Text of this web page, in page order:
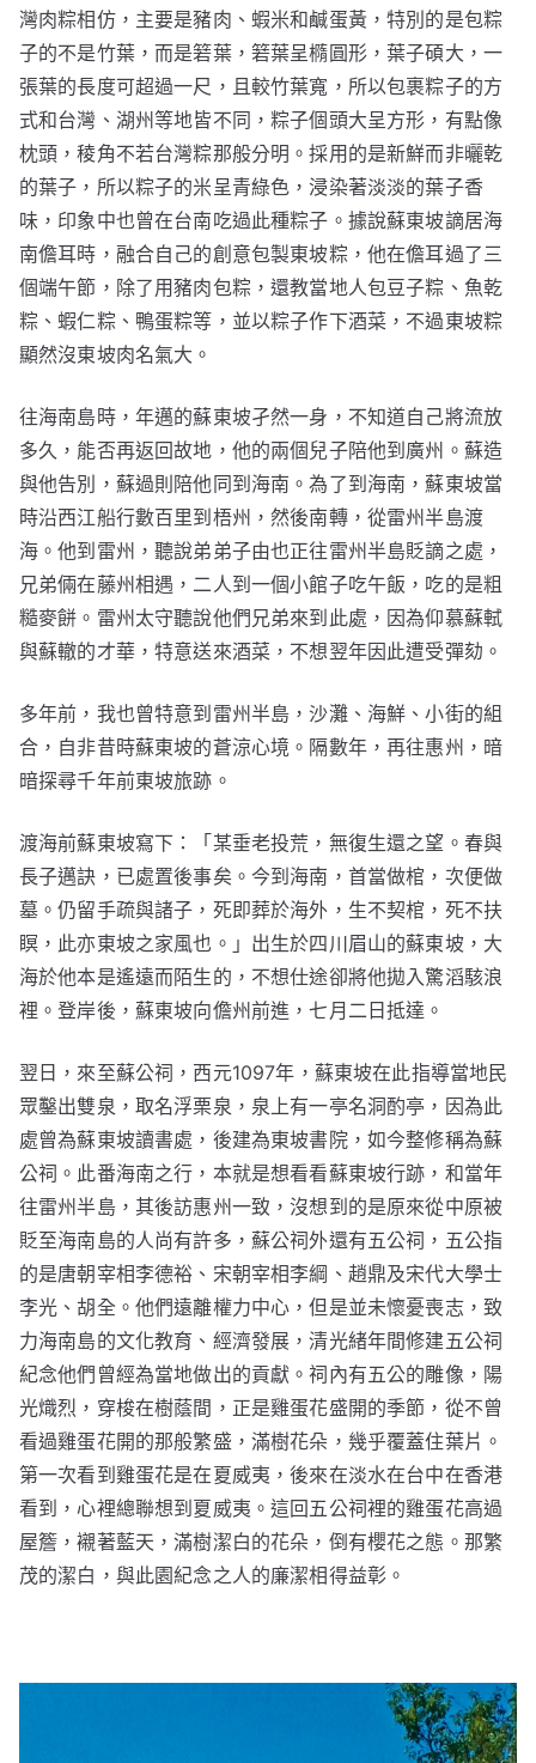
灣肉粽相仿，主要是豬肉、蝦米和鹹蛋黃，特別的是包粽
子的不是竹葉，而是箬葉，箬葉呈橢圓形，葉子碩大，一
張葉的長度可超過一尺，且較竹葉寬，所以包裹粽子的方
式和台灣、湖州等地皆不同，粽子個頭大呈方形，有點像
枕頭，稜角不若台灣粽那般分明。採用的是新鮮而非曬乾
的葉子，所以粽子的米呈青綠色，浸染著淡淡的葉子香
味，印象中也曾在台南吃過此種粽子。據說蘇東坡謫居海
南儋耳時，融合自己的創意包製東坡粽，他在儋耳過了三
個端午節，除了用豬肉包粽，還教當地人包豆子粽、魚乾
粽、蝦仁粽、鴨蛋粽等，並以粽子作下酒菜，不過東坡粽
顯然沒東坡肉名氣大。
往海南島時，年邁的蘇東坡孑然一身，不知道自己將流放
多久，能否再返回故地，他的兩個兒子陪他到廣州。蘇造
與他告別，蘇過則陪他同到海南。為了到海南，蘇東坡當
時沿西江船行數百里到梧州，然後南轉，從雷州半島渡
海。他到雷州，聽說弟弟子由也正往雷州半島貶謫之處，
兄弟倆在藤州相遇，二人到一個小館子吃午飯，吃的是粗
糙麥餅。雷州太守聽說他們兄弟來到此處，因為仰慕蘇軾
與蘇轍的才華，特意送來酒菜，不想翌年因此遭受彈劾。
多年前，我也曾特意到雷州半島，沙灘、海鮮、小街的組
合，自非昔時蘇東坡的蒼涼心境。隔數年，再往惠州，暗
暗探尋千年前東坡旅跡。
渡海前蘇東坡寫下：「某垂老投荒，無復生還之望。春與
長子邁訣，已處置後事矣。今到海南，首當做棺，次便做
墓。仍留手疏與諸子，死即葬於海外，生不契棺，死不扶
瞑，此亦東坡之家風也。」出生於四川眉山的蘇東坡，大
海於他本是遙遠而陌生的，不想仕途卻將他拋入驚滔駭浪
裡。登岸後，蘇東坡向儋州前進，七月二日抵達。
翌日，來至蘇公祠，西元1097年，蘇東坡在此指導當地民
眾鑿出雙泉，取名浮栗泉，泉上有一亭名洞酌亭，因為此
處曾為蘇東坡讀書處，後建為東坡書院，如今整修稱為蘇
公祠。此番海南之行，本就是想看看蘇東坡行跡，和當年
往雷州半島，其後訪惠州一致，沒想到的是原來從中原被
貶至海南島的人尚有許多，蘇公祠外還有五公祠，五公指
的是唐朝宰相李德裕、宋朝宰相李綱、趙鼎及宋代大學士
李光、胡全。他們遠離權力中心，但是並未懷憂喪志，致
力海南島的文化教育、經濟發展，清光緒年間修建五公祠
紀念他們曾經為當地做出的貢獻。祠內有五公的雕像，陽
光熾烈，穿梭在樹蔭間，正是雞蛋花盛開的季節，從不曾
看過雞蛋花開的那般繁盛，滿樹花朵，幾乎覆蓋住葉片。
第一次看到雞蛋花是在夏威夷，後來在淡水在台中在香港
看到，心裡總聯想到夏威夷。這回五公祠裡的雞蛋花高過
屋簷，襯著藍天，滿樹潔白的花朵，倒有櫻花之態。那繁
茂的潔白，與此園紀念之人的廉潔相得益彰。